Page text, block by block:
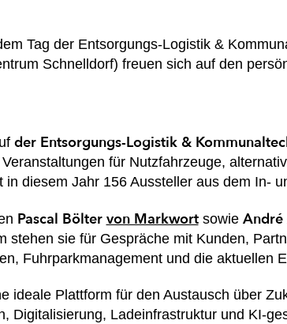
Tag der Entsorgungs-Logistik &
Schnelldorf) freuen sich auf den
der Entsorgungs-Logistik &
für Nutzfahrzeuge,
in diesem Jahr 156 Aussteller aus dem In-
Pascal Bölter von Markwortsowie
stehen sie für Gespräche mit Kunden,
Fuhrparkmanagement und die aktuellen
ideale Plattform für den Austausch über
Digitalisierung, Ladeinfrastruktur und KI-